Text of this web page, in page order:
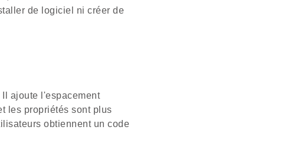
de logiciel ni créer de
ajoute l'espacement
les propriétés sont plus
obtiennent un code